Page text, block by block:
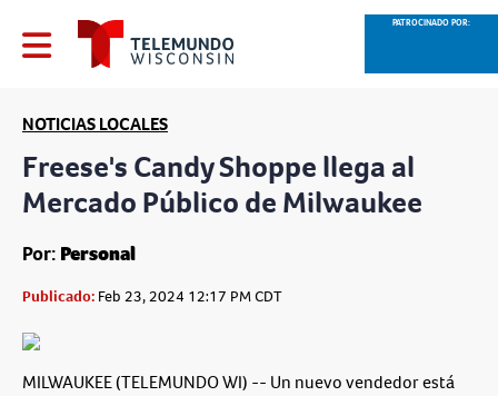
PATROCINADO POR:
NOTICIAS LOCALES
Freese's Candy Shoppe llega al
Mercado Público de Milwaukee
Por: Personal
Publicado: Feb 23, 2024 12:17 PM CDT
MILWAUKEE (TELEMUNDO WI) -- Un nuevo vendedor está